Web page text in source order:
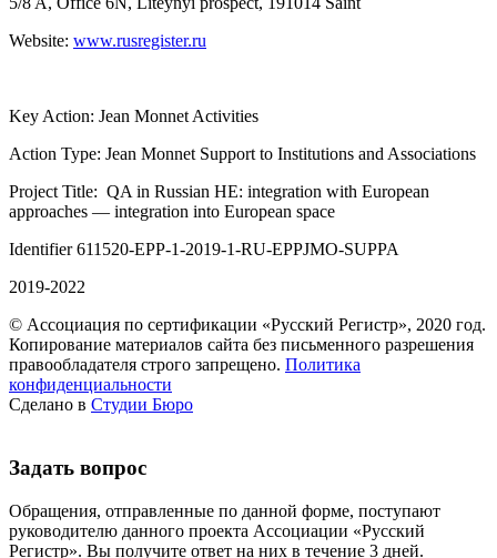
Website: www.rusregister.ru
Key Action: Jean Monnet Activities
Action Type: Jean Monnet Support to Institutions and Associations
Project Title: QA in Russian HE: integration with European
approaches — integration into European space
Identifier 611520-EPP-1-2019-1-RU-EPPJMO-SUPPA
2019-2022
© Ассоциация по сертификации «Русский Регистр», 2020 год.
Копирование материалов сайта без письменного разрешения
правообладателя строго запрещено. Политика
конфиденциальности
Сделано в Студии Бюро
Задать вопрос
Обращения, отправленные по данной форме, поступают
руководителю данного проекта Ассоциации «Русский
Регистр». Вы получите ответ на них в течение 3 дней.